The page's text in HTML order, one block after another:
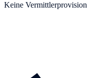
Keine Vermittlerprovision